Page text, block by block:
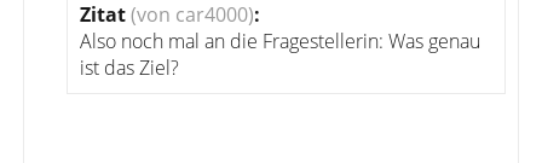
Zitat(von car4000):
Also noch mal an die Fragestellerin: Was genau
ist das Ziel?